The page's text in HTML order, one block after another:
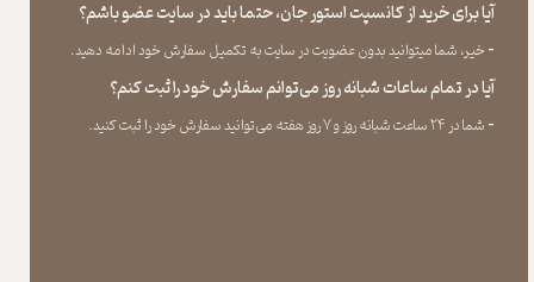
آیا برای خرید از کانسپت استور جان، حتما باید در سایت عضو باشم؟
​​​​​​​- خیر، شما میتوانید بدون عضویت در سایت به تکمیل سفارش خود ادامه دهید.​​​​​​​
آیا در تمام ساعات شبانه روز می‌توانم سفارش خود را ثبت کنم؟
​​​​​​​​​​​​​​- شما در ۲۴ ساعت شبانه روز و ۷ روز هفته می‌‏توانید سفارش خود را ثبت کنید.